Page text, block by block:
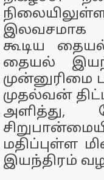
இலவசமாக
கூடிய
தையல்
முன்னுரிமை
முதல்வன்
அளித்து,
மதிப்புள்ள
இயந்திரம்